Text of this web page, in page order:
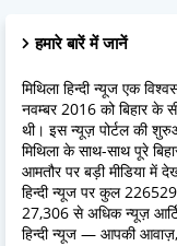
हमारे बारें में जानें
मिथिला हिन्दी न्यूज एक
नवम्बर 2016 को बिहार के
थी। इस न्यूज़ पोर्टल की
मिथिला के साथ-साथ पूरे
आमतौर पर बड़ी मीडिया में
हिन्दी न्यूज पर कुल
27,306 से अधिक न्यूज़
हिन्दी न्यूज — आपकी